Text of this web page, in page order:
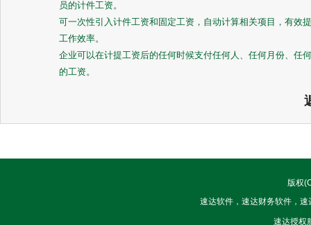
员的计件工资。
可一次性引入计件工资和固定工资，自动计算相关项目，有效
工作效率。
企业可以在计提工资后的任何时候支付任何人、任何月份、任
的工资。
版权
速达软件，速达财务软件，
速达授权